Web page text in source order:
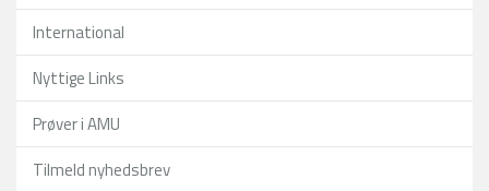
International
Nyttige Links
Prøver i AMU
Tilmeld nyhedsbrev